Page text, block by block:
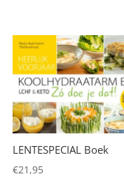
LENTESPECIAL Boek
€21,95